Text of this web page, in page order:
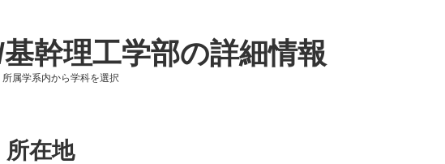
幹理工学部の詳細情報
属学系内から学科を選択
所在地